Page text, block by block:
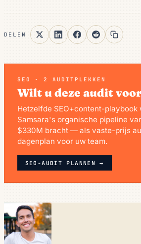
DELEN
SEO · 2 AUDITPLEKKEN
Wilt u deze audit
Hetzelfde SEO+content-playbook
Samsara's organische pipeline
$330M bracht — als vaste-prijs
dagenplan voor uw team.
SEO-AUDIT PLANNEN →